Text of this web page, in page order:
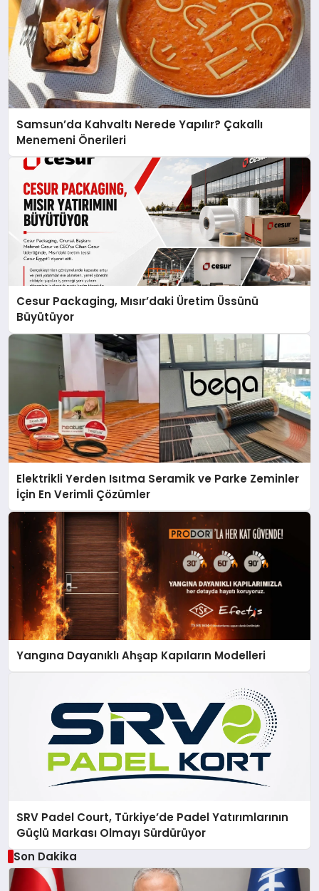
Samsun’da Kahvaltı Nerede Yapılır? Çakallı
Menemeni Önerileri
Cesur Packaging, Mısır’daki Üretim Üssünü
Büyütüyor
Elektrikli Yerden Isıtma Seramik ve Parke Zeminler
İçin En Verimli Çözümler
Yangına Dayanıklı Ahşap Kapıların Modelleri
SRV Padel Court, Türkiye’de Padel Yatırımlarının
Güçlü Markası Olmayı Sürdürüyor
Son Dakika